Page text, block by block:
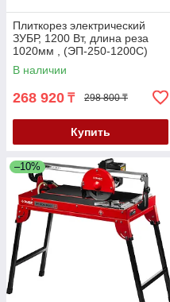
Плиткорез электрический
ЗУБР, 1200 Вт, длина реза
1020мм , (ЭП-250-1200С)
В наличии
268 920 ₸ 298 800 ₸
Купить
–10%